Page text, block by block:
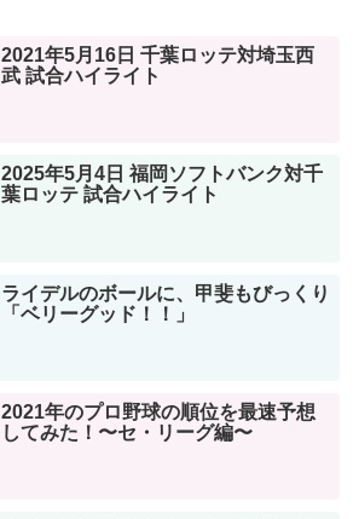
2021年5月16日 千葉ロッテ対埼玉西
武 試合ハイライト
2025年5月4日 福岡ソフトバンク対千
葉ロッテ 試合ハイライト
ライデルのボールに、甲斐もびっくり
「ベリーグッド！！」
2021年のプロ野球の順位を最速予想
してみた！〜セ・リーグ編〜